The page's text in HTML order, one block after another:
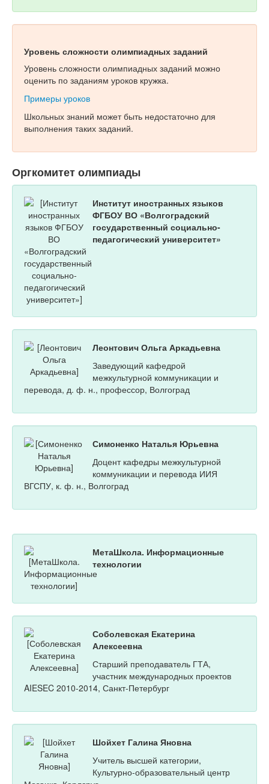
Уровень сложности олимпиадных заданий
Уровень сложности олимпиадных заданий можно
оценить по заданиям уроков кружка.
Примеры уроков
Школьных знаний может быть недостаточно для
выполнения таких заданий.
Оргкомитет олимпиады
Институт иностранных языков
ФГБОУ ВО «Волгоградский
государственный социально-
педагогический университет»
Леонтович Ольга Аркадьевна
Заведующий кафедрой
межкультурной коммуникации и
перевода, д. ф. н., профессор, Волгоград
Симоненко Наталья Юрьевна
Доцент кафедры межкультурной
коммуникации и перевода ИИЯ
ВГСПУ, к. ф. н., Волгоград
МетаШкола. Информационные
технологии
Соболевская Екатерина
Алексеевна
Старший преподаватель ГТА,
участник международных проектов
AIESEC 2010-2014, Санкт-Петербург
Шойхет Галина Яновна
Учитель высшей категории,
Культурно-образовательный центр